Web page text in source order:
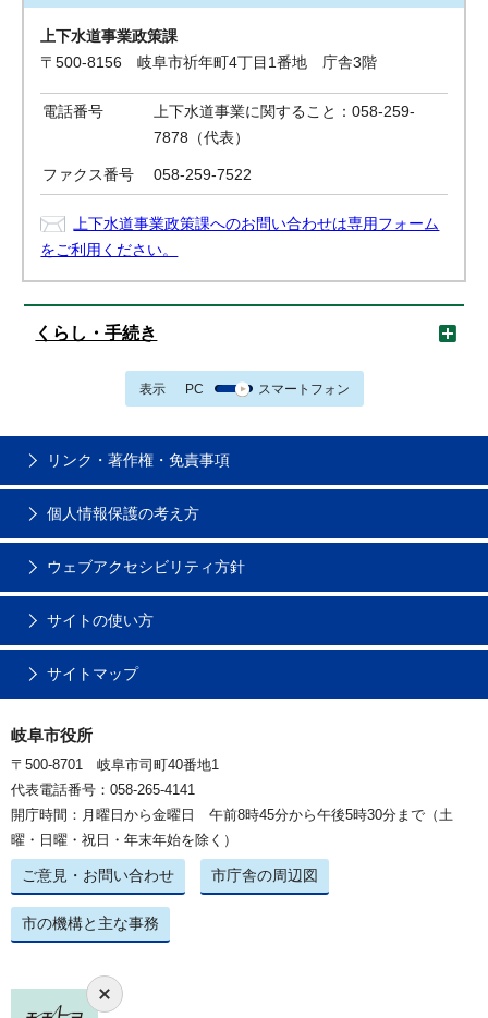
上下水道事業政策課
〒500-8156 岐阜市祈年町4丁目1番地 庁舎3階
電話番号
上下水道事業に関すること：058-259-
7878（代表）
ファクス番号 058-259-7522
上下水道事業政策課へのお問い合わせは専用フォーム
をご利用ください。
くらし・手続き
表示 PC スマートフォン
リンク・著作権・免責事項
個人情報保護の考え方
ウェブアクセシビリティ方針
サイトの使い方
サイトマップ
岐阜市役所
〒500-8701 岐阜市司町40番地1
代表電話番号：058-265-4141
開庁時間：月曜日から金曜日 午前8時45分から午後5時30分まで（土
曜・日曜・祝日・年末年始を除く）
ご意見・お問い合わせ 市庁舎の周辺図
市の機構と主な事務